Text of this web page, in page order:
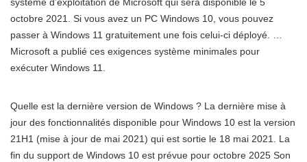
système d’exploitation de Microsoft qui sera disponible le 5
octobre 2021. Si vous avez un PC Windows 10, vous pouvez
passer à Windows 11 gratuitement une fois celui-ci déployé. …
Microsoft a publié ces exigences système minimales pour
exécuter Windows 11.
Quelle est la dernière version de Windows ? La dernière mise à
jour des fonctionnalités disponible pour Windows 10 est la version
21H1 (mise à jour de mai 2021) qui est sortie le 18 mai 2021. La
fin du support de Windows 10 est prévue pour octobre 2025 Son